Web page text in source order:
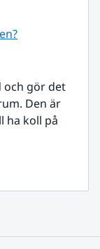
och gör det
Den är
ha koll på